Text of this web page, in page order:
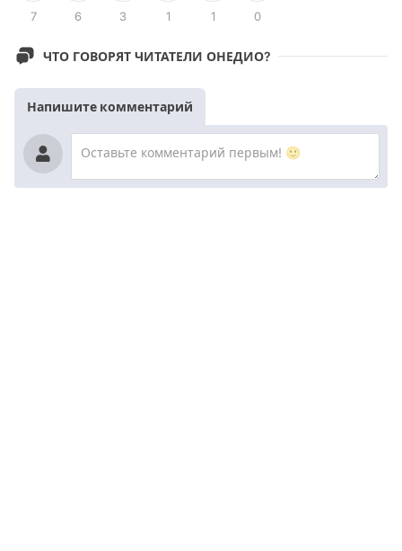
7 6 3 1 1 0
ЧТО ГОВОРЯТ ЧИТАТЕЛИ ОНЕДИО?
Напишите комментарий